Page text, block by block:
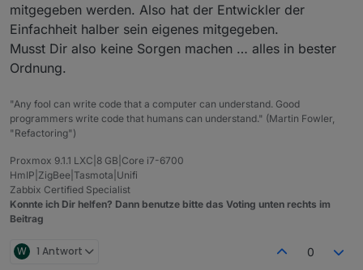
Der Adapter bringt mir jetzt auch Verbrauchswerte für
die W-Lan Steckdose P110.
Ich verwende die nur zur Verbrauchserfassung
wir haben eine Anmeldung von einem Gerät bemerkt,
das Sie normalerweise nicht benutzen.
iPhone (iOS 14.8)
Sun Jan 08 19:53:52 GMT 2023
Browser: -
meine Zugangsdaten?
Ich teste zur Zeit um ein Verständnis für die Abläufe
zu entwickeln...
Grüße Wiesel
mitgegeben werden. Also hat der Entwickler der
Einfachheit halber sein eigenes mitgegeben.
Musst Dir also keine Sorgen machen … alles in bester
Ordnung.
"Any fool can write code that a computer can understand. Good
programmers write code that humans can understand." (Martin Fowler,
"Refactoring")
Proxmox 9.1.1 LXC|8 GB|Core i7-6700
HmIP|ZigBee|Tasmota|Unifi
Zabbix Certified Specialist
Konnte ich Dir helfen? Dann benutze bitte das Voting unten rechts im
Beitrag
W 1 Antwort 0